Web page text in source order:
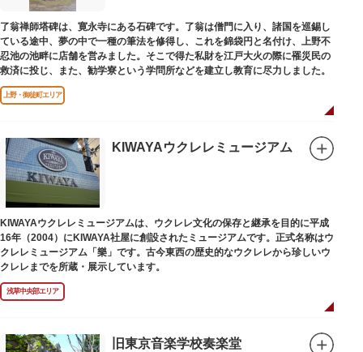
了翁禅師塔碑は、寛永寺にある石碑です。了翁は僧門に入り、諸国を巡錫し
ている途中、夢の中で一種の筆法を修得し、これを錦袋円と名付け、上野不
忍池の池畔に店舗を営みました。そこで得た私財を江戸大火の際に罹災民の
救済に投じ、また、勧学寮という学問所などを建立し教育に尽力しました。
上野・御徒町エリア
KIWAYAウクレレミュージアム
KIWAYAウクレレミュージアムは、ウクレレ文化の保存と継承を目的に平成
16年（2004）にKIWAYA社屋に創設されたミュージアムです。正式名称はウ
クレレミュージアム「樂」です。古今東西の歴史的なウクレレから珍しいウ
クレレまでを所蔵・展示しています。
浅草中央部エリア
旧東京音楽学校奏楽堂